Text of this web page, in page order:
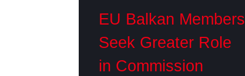
EU Balkan Members
Seek Greater Role
in Commission